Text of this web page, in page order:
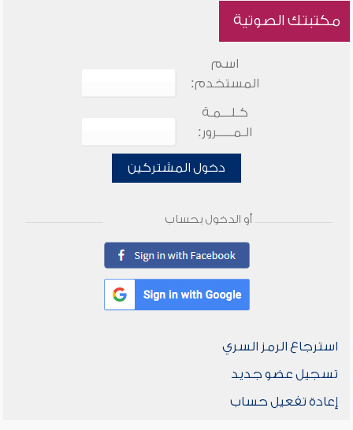
مكتبتك الصوتية
اسم
المستخدم:
كـلـــمـة
الـمـــــرور:
دخول المشتركين
أو الدخول بحساب
استرجاع الرمز السري
تسجيل عضو جديد
إعادة تفعيل حساب